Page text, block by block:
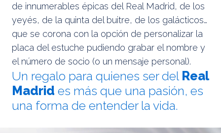
de innumerables épicas del Real Madrid, de los
yeyés, de la quinta del buitre, de los galácticos…
que se corona con la opción de personalizar la
placa del estuche pudiendo grabar el nombre y
el número de socio (o un mensaje personal).
Un regalo para quienes ser del Real
Madrid es más que una pasión, es
una forma de entender la vida.